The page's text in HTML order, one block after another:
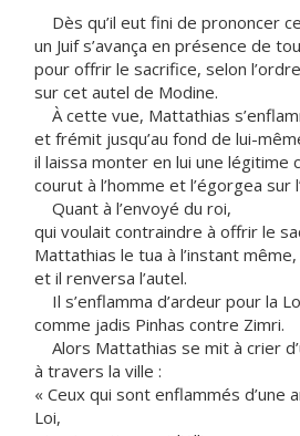
Dès qu’il eut fini de prononcer
un Juif s’avança en présence de
pour offrir le sacrifice, selon
sur cet autel de Modine.
À cette vue, Mattathias
et frémit jusqu’au fond de lui-
il laissa monter en lui une légitime
courut à l’homme et l’égorgea sur
Quant à l’envoyé du roi,
qui voulait contraindre à offrir le
Mattathias le tua à l’instant même,
et il renversa l’autel.
Il s’enflamma d’ardeur pour la
comme jadis Pinhas contre Zimri.
Alors Mattathias se mit à crier
à travers la ville :
« Ceux qui sont enflammés d’une
Loi,